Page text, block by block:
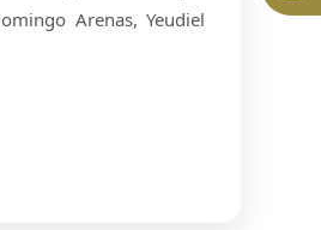
Arenas, Yeudiel